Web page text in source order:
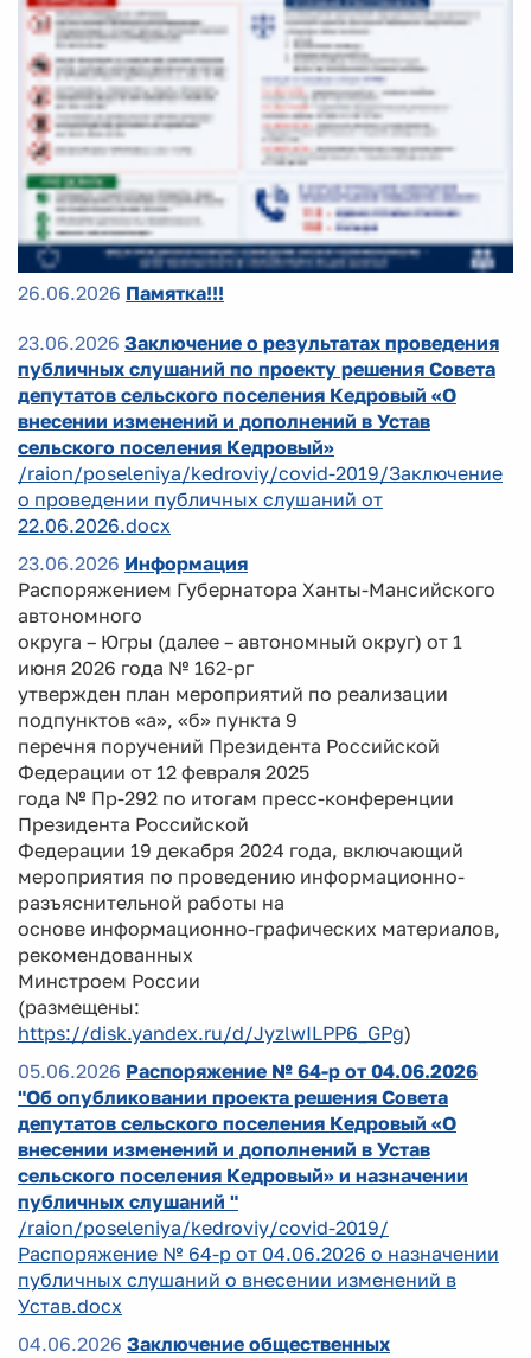
26.06.2026 Памятка!!!
23.06.2026 Заключение о результатах проведения
публичных слушаний по проекту решения Совета
депутатов сельского поселения Кедровый «О
внесении изменений и дополнений в Устав
сельского поселения Кедровый»
/raion/poseleniya/kedroviy/covid-2019/Заключение
о проведении публичных слушаний от
22.06.2026.docx
23.06.2026 Информация
Распоряжением Губернатора Ханты-Мансийского
автономного
округа – Югры (далее – автономный округ) от 1
июня 2026 года № 162-рг
утвержден план мероприятий по реализации
подпунктов «а», «б» пункта 9
перечня поручений Президента Российской
Федерации от 12 февраля 2025
года № Пр-292 по итогам пресс-конференции
Президента Российской
Федерации 19 декабря 2024 года, включающий
мероприятия по проведению информационно-
разъяснительной работы на
основе информационно-графических материалов,
рекомендованных
Минстроем России
(размещены:
https://disk.yandex.ru/d/JyzlwILPP6_GPg)
05.06.2026 Распоряжение № 64-р от 04.06.2026
"Об опубликовании проекта решения Совета
депутатов сельского поселения Кедровый «О
внесении изменений и дополнений в Устав
сельского поселения Кедровый» и назначении
публичных слушаний "
/raion/poseleniya/kedroviy/covid-2019/
Распоряжение № 64-р от 04.06.2026 о назначении
публичных слушаний о внесении изменений в
Устав.docx
04.06.2026 Заключение общественных